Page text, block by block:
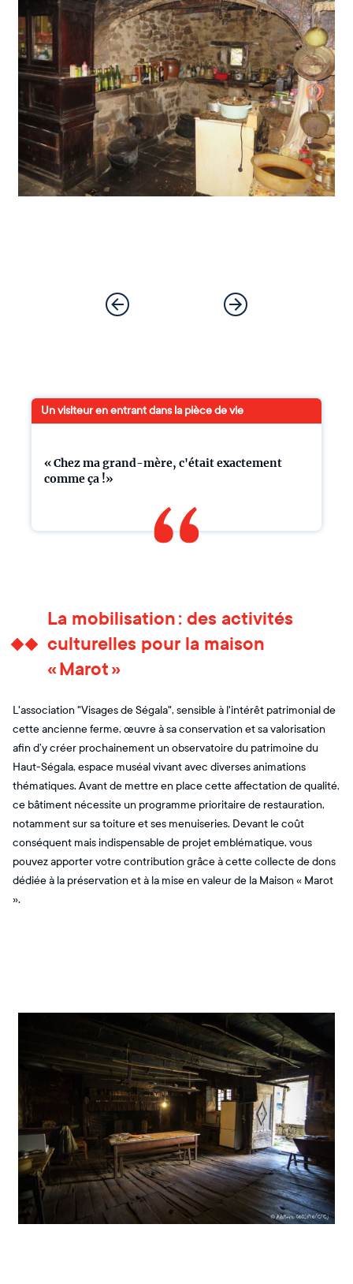
« Chez ma grand-mère, c'était exactement
comme ça !»
Un visiteur en entrant dans la pièce de vie
La mobilisation : des activités
culturelles pour la maison
« Marot »
L'association "Visages de Ségala", sensible à l'intérêt patrimonial de
cette ancienne ferme, œuvre à sa conservation et sa valorisation
afin d’y créer prochainement un observatoire du patrimoine du
Haut-Ségala, espace muséal vivant avec diverses animations
thématiques. Avant de mettre en place cette affectation de qualité,
ce bâtiment nécessite un programme prioritaire de restauration,
notamment sur sa toiture et ses menuiseries. Devant le coût
conséquent mais indispensable de projet emblématique, vous
pouvez apporter votre contribution grâce à cette collecte de dons
dédiée à la préservation et à la mise en valeur de la Maison « Marot
».